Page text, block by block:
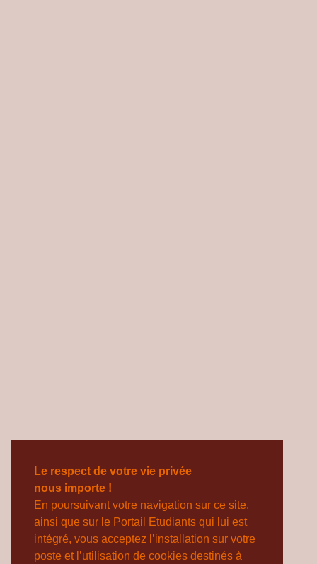
Le respect de votre vie privée
nous importe !
En poursuivant votre navigation sur ce site,
ainsi que sur le Portail Etudiants qui lui est
intégré, vous acceptez l’installation sur votre
poste et l’utilisation de cookies destinés à